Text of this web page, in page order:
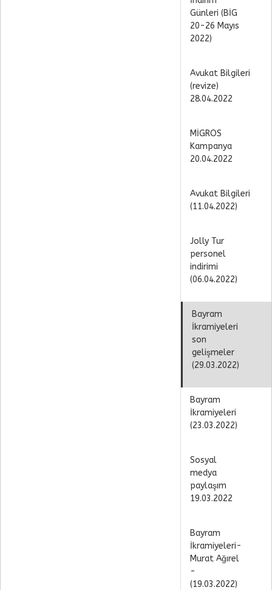
Günleri (BİG
20-26 Mayıs
2022)
Avukat Bilgileri
(revize)
28.04.2022
MİGROS
Kampanya
20.04.2022
Avukat Bilgileri
(11.04.2022)
Jolly Tur
personel
indirimi
(06.04.2022)
Bayram
İkramiyeleri
son
gelişmeler
(29.03.2022)
Bayram
İkramiyeleri
(23.03.2022)
Sosyal
medya
paylaşım
19.03.2022
Bayram
İkramiyeleri-
Murat Ağırel
-
(19.03.2022)